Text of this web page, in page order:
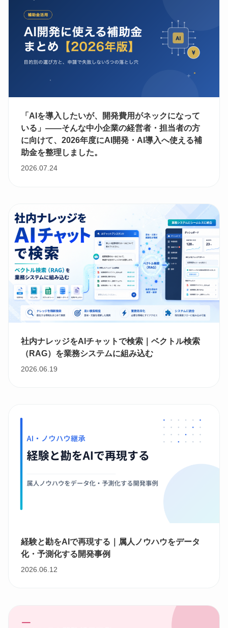
「AIを導入したいが、開発費用がネックになって
いる」——そんな中小企業の経営者・担当者の方
に向けて、2026年度にAI開発・AI導入へ使える補
助金を整理しました。
2026.07.24
社内ナレッジをAIチャットで検索｜ベクトル検索
（RAG）を業務システムに組み込む
2026.06.19
経験と勘をAIで再現する｜属人ノウハウをデータ
化・予測化する開発事例
2026.06.12